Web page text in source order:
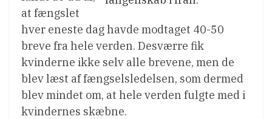
at fængslet
hver eneste dag havde modtaget 40-50
breve fra hele verden. Desværre fik
kvinderne ikke selv alle brevene, men de
blev læst af fængselsledelsen, som dermed
blev mindet om, at hele verden fulgte med i
kvindernes skæbne.